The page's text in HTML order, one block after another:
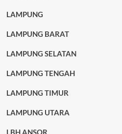
LAMPUNG
LAMPUNG BARAT
LAMPUNG SELATAN
LAMPUNG TENGAH
LAMPUNG TIMUR
LAMPUNG UTARA
LBH ANSOR